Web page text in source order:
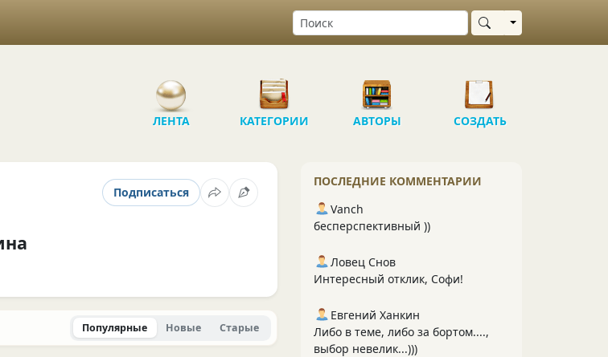
Выбрать область
ЛЕНТА КАТЕГОРИИ АВТОРЫ СОЗДАТЬ
Подписаться
Популярные Новые Старые
ПОСЛЕДНИЕ КОММЕНТАРИИ
Vanch
бесперспективный ))
Ловец Снов
Интересный отклик, Софи!
Евгений Ханкин
Либо в теме, либо за бортом....,
выбор невелик...)))